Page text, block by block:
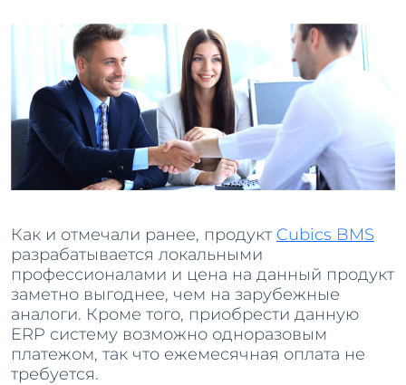
Как и отмечали ранее, продукт Cubics BMS
разрабатывается локальными
профессионалами и цена на данный продукт
заметно выгоднее, чем на зарубежные
аналоги. Кроме того, приобрести данную
ERP систему возможно одноразовым
платежом, так что ежемесячная оплата не
требуется.